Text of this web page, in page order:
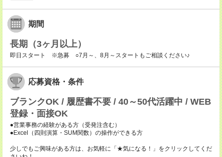
期間
長期（3ヶ月以上）
即日スタート ※急募 ○7月～、8月～スタートもご相談ください♪
応募資格・条件
ブランクOK / 履歴書不要 / 40～50代活躍中 / WEB
登録・面接OK
●営業事務の経験がある方（受発注含む）
●Excel（四則演算・SUM関数）の操作ができる方
少しでもご興味がある方は、お気軽に「★気になる！」をクリックしてくだ